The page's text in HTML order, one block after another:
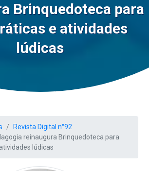
Brinquedoteca para
e atividades
lúdicas
Revista Digital n°92
reinaugura Brinquedoteca para
lúdicas